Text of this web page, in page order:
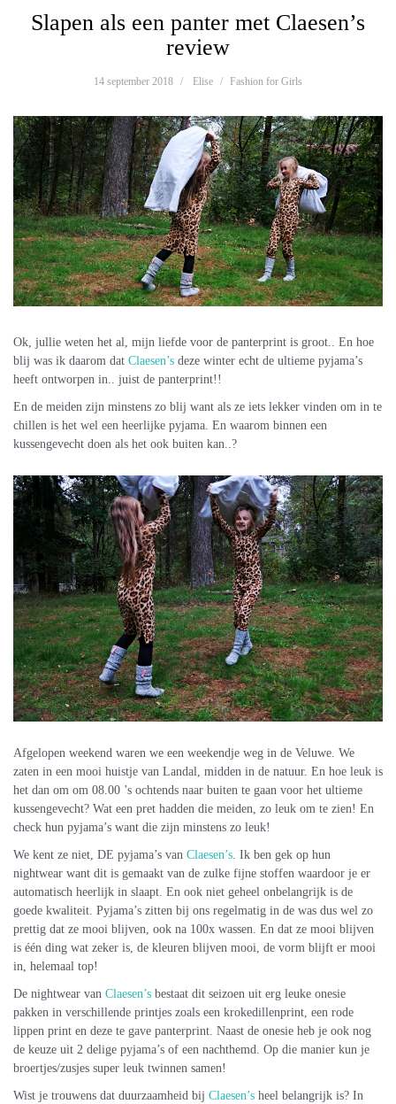
Slapen als een panter met Claesen’s
review
14 september 2018 Elise Fashion for Girls
Ok, jullie weten het al, mijn liefde voor de panterprint is groot.. En hoe
blij was ik daarom dat Claesen’s deze winter echt de ultieme pyjama’s
heeft ontworpen in.. juist de panterprint!!
En de meiden zijn minstens zo blij want als ze iets lekker vinden om in te
chillen is het wel een heerlijke pyjama. En waarom binnen een
kussengevecht doen als het ook buiten kan..?
Afgelopen weekend waren we een weekendje weg in de Veluwe. We
zaten in een mooi huistje van Landal, midden in de natuur. En hoe leuk is
het dan om om 08.00 ’s ochtends naar buiten te gaan voor het ultieme
kussengevecht? Wat een pret hadden die meiden, zo leuk om te zien! En
check hun pyjama’s want die zijn minstens zo leuk!
We kent ze niet, DE pyjama’s van Claesen’s. Ik ben gek op hun
nightwear want dit is gemaakt van de zulke fijne stoffen waardoor je er
automatisch heerlijk in slaapt. En ook niet geheel onbelangrijk is de
goede kwaliteit. Pyjama’s zitten bij ons regelmatig in de was dus wel zo
prettig dat ze mooi blijven, ook na 100x wassen. En dat ze mooi blijven
is één ding wat zeker is, de kleuren blijven mooi, de vorm blijft er mooi
in, helemaal top!
De nightwear van Claesen’s bestaat dit seizoen uit erg leuke onesie
pakken in verschillende printjes zoals een krokedillenprint, een rode
lippen print en deze te gave panterprint. Naast de onesie heb je ook nog
de keuze uit 2 delige pyjama’s of een nachthemd. Op die manier kun je
broertjes/zusjes super leuk twinnen samen!
Wist je trouwens dat duurzaamheid bij Claesen’s heel belangrijk is? In